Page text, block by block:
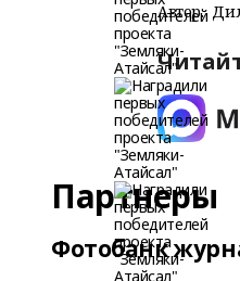
Автор:
Партнеры
Фотобанк